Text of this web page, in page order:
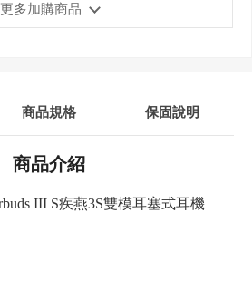
更多加購商品
商品規格 保固說明
商品介紹
III S疾燕3S雙模耳塞式耳機